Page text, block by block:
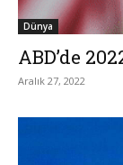
Dünya
ABD’de
Aralık 27, 2022